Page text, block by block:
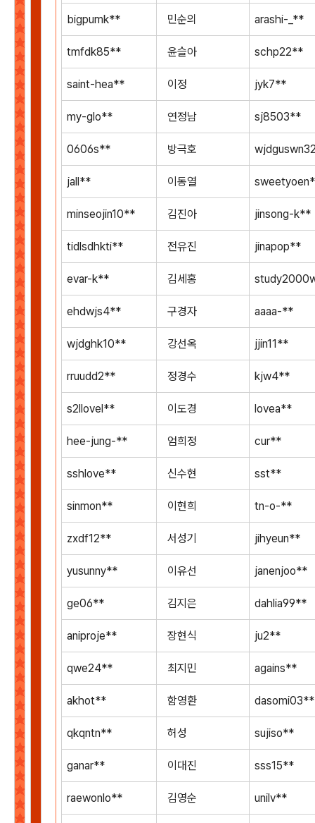
bigpumk** 민순의 arashi-_**
tmfdk85** 윤슬아 schp22**
saint-hea** 이정 jyk7**
my-glo** 연정남 sj8503**
0606s** 방극호
jall** 이동열
minseojin10** 김진아 jinsong-k**
tidlsdhkti** 전유진 jinapop**
evar-k** 김세홍
ehdwjs4** 구경자 aaaa-**
wjdghk10** 강선옥 jjin11**
rruudd2** 정경수 kjw4**
s2llovel** 이도경 lovea**
hee-jung-** 엄희정 cur**
sshlove** 신수현 sst**
sinmon** 이현희 tn-o-**
zxdf12** 서성기 jihyeun**
yusunny** 이유선 janenjoo**
ge06** 김지은 dahlia99**
aniproje** 장현식 ju2**
qwe24** 최지민 agains**
akhot** 함영환 dasomi03**
qkqntn** 허성 sujiso**
ganar** 이대진 sss15**
raewonlo** 김영순 unilv**